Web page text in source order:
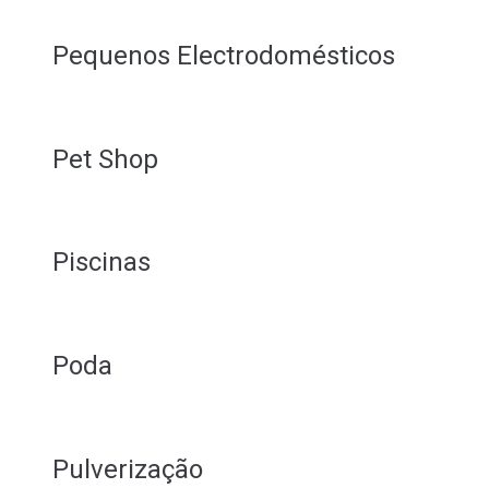
Pequenos Electrodomésticos
Pet Shop
Piscinas
Poda
Pulverização